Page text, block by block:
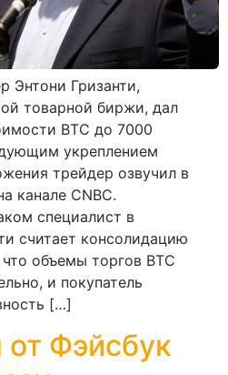
Энтони Гризанти,
товарной биржи, дал
ВТС до 7000
укреплением
трейдер озвучил в
канале CNBC.
специалист в
считает консолидацию
объемы торгов ВТС
и покупатель
[…]
Фэйсбук